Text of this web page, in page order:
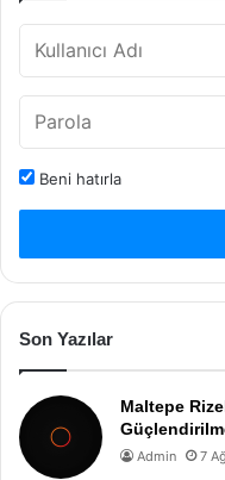
Beni hatırla
Son Yazılar
Maltepe
Admin 7